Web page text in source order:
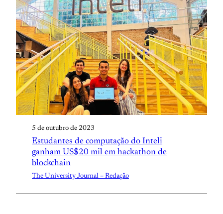
5 de outubro de 2023
Estudantes de computação do Inteli
ganham US$20 mil em hackathon de
blockchain
The University Journal – Redação